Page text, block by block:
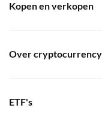
Kopen en verkopen
Over cryptocurrency
ETF's